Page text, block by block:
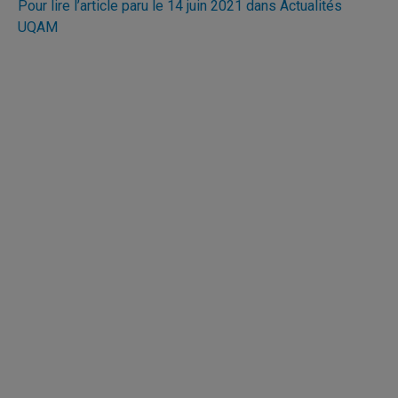
Pour lire l’article paru le 14 juin 2021 dans Actualités
UQAM